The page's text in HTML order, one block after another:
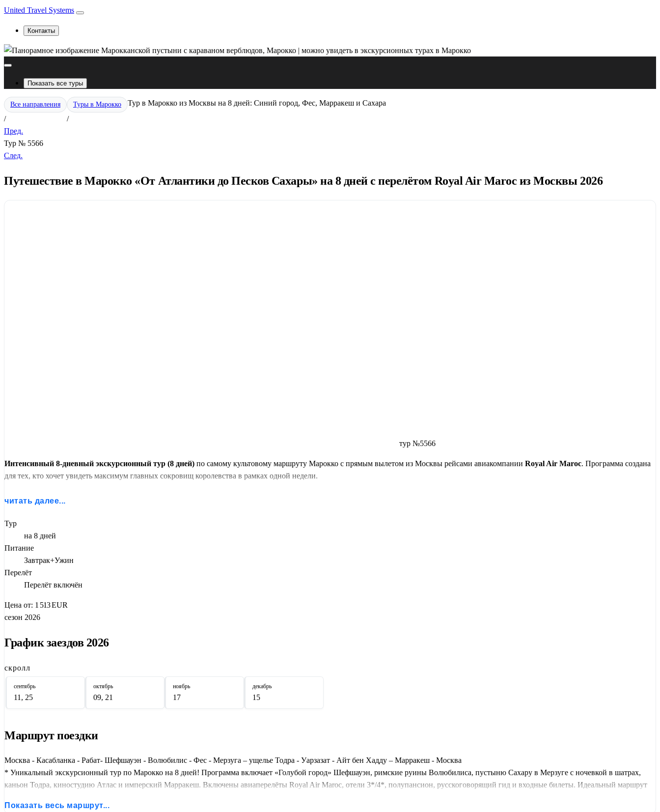
United Travel Systems
Контакты
Показать все туры
Все направления
/
Туры в Марокко
/
Тур в Марокко из Москвы на 8 дней: Синий город, Фес, Марракеш и Сахара
Пред.
Тур № 5566
След.
Путешествие в Марокко «От Атлантики до Песков Сахары» на 8 дней с перелётом Royal Air Maroc из Москвы 2026
тур №5566
Интенсивный 8-дневный экскурсионный тур (8 дней) по самому культовому маршруту Марокко с прямым вылетом из Москвы рейсами авиакомпании Royal Air Maroc. Программа создана
для тех, кто хочет увидеть максимум главных сокровищ королевства в рамках одной недели.
Сахары.
читать далее...
Тур
на 8 дней
Питание
Завтрак+Ужин
Перелёт
Перелёт включён
Цена от: 1 513EUR
сезон 2026
График заездов 2026
скролл
сентябрь
11, 25
октябрь
09, 21
ноябрь
17
декабрь
15
Маршрут поездки
Москва - Касабланка - Рабат- Шефшауэн - Волюбилис - Фес - Мерзуга – ущелье Тодра - Уарзазат - Айт бен Хадду – Марракеш - Москва
* Уникальный экскурсионный тур по Марокко на 8 дней! Программа включает «Голубой город» Шефшауэн, римские руины Волюбилиса, пустыню Сахару в Мерзуге с ночевкой в шатрах,
каньон Тодра, киностудию Атлас и имперский Марракеш. Включены авиаперелёты Royal Air Maroc, отели 3*/4*, полупансион, русскоговорящий гид и входные билеты. Идеальный маршрут
Показать весь маршрут...